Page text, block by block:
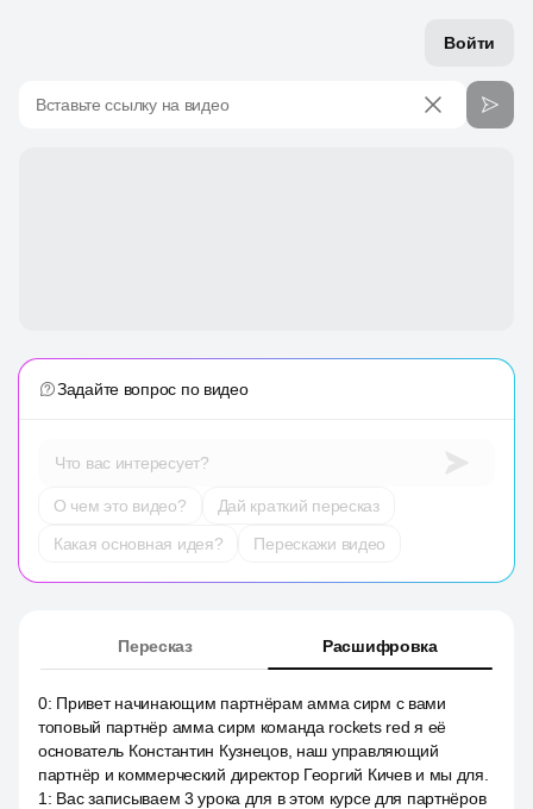
Войти
Вставьте ссылку на видео
Задайте вопрос по видео
Что вас интересует?
О чем это видео?
Дай краткий пересказ
Какая основная идея?
Перескажи видео
Пересказ Расшифровка
0: Привет начинающим партнёрам амма сирм с вами
топовый партнёр амма сирм команда rockets red я её
основатель Константин Кузнецов, наш управляющий
партнёр и коммерческий директор Георгий Кичев и мы для.
1 : Вас записываем 3 урока для в этом курсе для партнёров